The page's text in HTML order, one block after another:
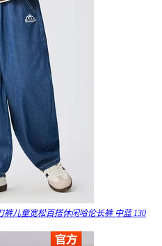
儿童宽松百搭休闲哈伦长裤 中蓝 130